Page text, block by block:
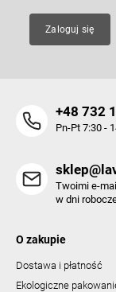
Zaloguj się
+48 732
Pn-Pt 7:30 -
Twoimi e-
w dni
O zakupie
Dostawa i płatność
Ekologiczne